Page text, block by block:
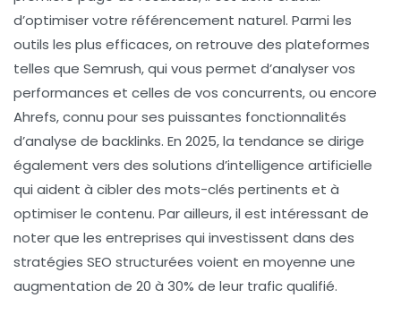
d’optimiser votre référencement naturel. Parmi les
outils les plus efficaces, on retrouve des plateformes
telles que Semrush, qui vous permet d’analyser vos
performances et celles de vos concurrents, ou encore
Ahrefs, connu pour ses puissantes fonctionnalités
d’analyse de backlinks. En 2025, la tendance se dirige
également vers des solutions d’intelligence artificielle
qui aident à cibler des mots-clés pertinents et à
optimiser le contenu. Par ailleurs, il est intéressant de
noter que les entreprises qui investissent dans des
stratégies SEO structurées voient en moyenne une
augmentation de 20 à 30% de leur trafic qualifié.